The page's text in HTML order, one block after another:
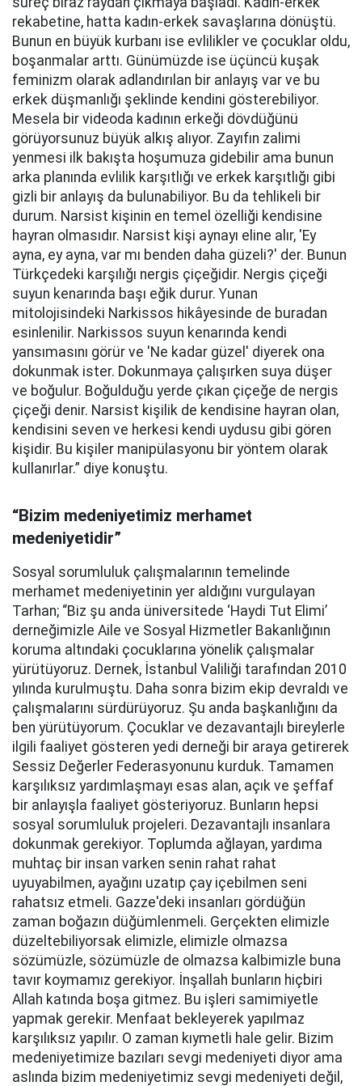
rekabetine, hatta kadın-erkek savaşlarına dönüştü.
Bunun en büyük kurbanı ise evlilikler ve çocuklar oldu,
boşanmalar arttı. Günümüzde ise üçüncü kuşak
feminizm olarak adlandırılan bir anlayış var ve bu
erkek düşmanlığı şeklinde kendini gösterebiliyor.
Mesela bir videoda kadının erkeği dövdüğünü
görüyorsunuz büyük alkış alıyor. Zayıfın zalimi
yenmesi ilk bakışta hoşumuza gidebilir ama bunun
arka planında evlilik karşıtlığı ve erkek karşıtlığı gibi
gizli bir anlayış da bulunabiliyor. Bu da tehlikeli bir
durum. Narsist kişinin en temel özelliği kendisine
hayran olmasıdır. Narsist kişi aynayı eline alır, 'Ey
ayna, ey ayna, var mı benden daha güzeli?' der. Bunun
Türkçedeki karşılığı nergis çiçeğidir. Nergis çiçeği
suyun kenarında başı eğik durur. Yunan
mitolojisindeki Narkissos hikâyesinde de buradan
esinlenilir. Narkissos suyun kenarında kendi
yansımasını görür ve 'Ne kadar güzel' diyerek ona
dokunmak ister. Dokunmaya çalışırken suya düşer
ve boğulur. Boğulduğu yerde çıkan çiçeğe de nergis
çiçeği denir. Narsist kişilik de kendisine hayran olan,
kendisini seven ve herkesi kendi uydusu gibi gören
kişidir. Bu kişiler manipülasyonu bir yöntem olarak
kullanırlar.” diye konuştu.
“Bizim medeniyetimiz merhamet
medeniyetidir”
Sosyal sorumluluk çalışmalarının temelinde
merhamet medeniyetinin yer aldığını vurgulayan
Tarhan; “Biz şu anda üniversitede ‘Haydi Tut Elimi’
derneğimizle Aile ve Sosyal Hizmetler Bakanlığının
koruma altındaki çocuklarına yönelik çalışmalar
yürütüyoruz. Dernek, İstanbul Valiliği tarafından 2010
yılında kurulmuştu. Daha sonra bizim ekip devraldı ve
çalışmalarını sürdürüyoruz. Şu anda başkanlığını da
ben yürütüyorum. Çocuklar ve dezavantajlı bireylerle
ilgili faaliyet gösteren yedi derneği bir araya getirerek
Sessiz Değerler Federasyonunu kurduk. Tamamen
karşılıksız yardımlaşmayı esas alan, açık ve şeffaf
bir anlayışla faaliyet gösteriyoruz. Bunların hepsi
sosyal sorumluluk projeleri. Dezavantajlı insanlara
dokunmak gerekiyor. Toplumda ağlayan, yardıma
muhtaç bir insan varken senin rahat rahat
uyuyabilmen, ayağını uzatıp çay içebilmen seni
rahatsız etmeli. Gazze'deki insanları gördüğün
zaman boğazın düğümlenmeli. Gerçekten elimizle
düzeltebiliyorsak elimizle, elimizle olmazsa
sözümüzle, sözümüzle de olmazsa kalbimizle buna
tavır koymamız gerekiyor. İnşallah bunların hiçbiri
Allah katında boşa gitmez. Bu işleri samimiyetle
yapmak gerekir. Menfaat bekleyerek yapılmaz
karşılıksız yapılır. O zaman kıymetli hale gelir. Bizim
medeniyetimize bazıları sevgi medeniyeti diyor ama
aslında bizim medeniyetimiz sevgi medeniyeti değil,